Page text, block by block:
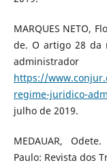
MARQUES NETO,
de. O artigo 28 da
https://
regime-juridico-
julho de 2019.
MEDAUAR,
Paulo: Revista dos